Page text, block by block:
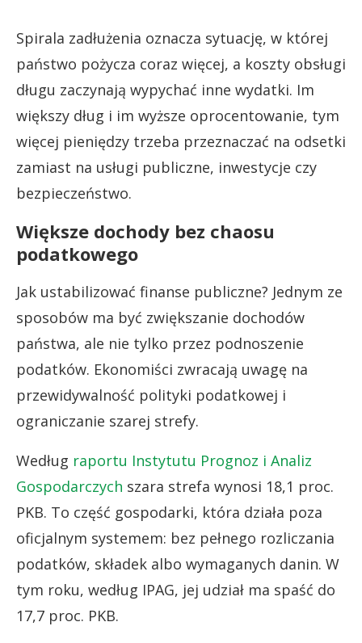
Spirala zadłużenia oznacza sytuację, w której
państwo pożycza coraz więcej, a koszty obsługi
długu zaczynają wypychać inne wydatki. Im
większy dług i im wyższe oprocentowanie, tym
więcej pieniędzy trzeba przeznaczać na odsetki
zamiast na usługi publiczne, inwestycje czy
bezpieczeństwo.
Większe dochody bez chaosu
podatkowego
Jak ustabilizować finanse publiczne? Jednym ze
sposobów ma być zwiększanie dochodów
państwa, ale nie tylko przez podnoszenie
podatków. Ekonomiści zwracają uwagę na
przewidywalność polityki podatkowej i
ograniczanie szarej strefy.
Według raportu Instytutu Prognoz i Analiz
Gospodarczych szara strefa wynosi 18,1 proc.
PKB. To część gospodarki, która działa poza
oficjalnym systemem: bez pełnego rozliczania
podatków, składek albo wymaganych danin. W
tym roku, według IPAG, jej udział ma spaść do
17,7 proc. PKB.